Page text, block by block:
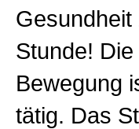
Stunde!
Bewegung
tätig. Das